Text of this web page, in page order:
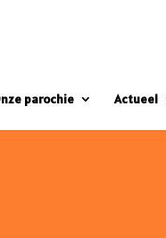
parochie Actueel